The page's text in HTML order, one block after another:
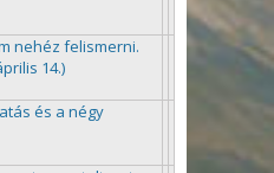
nehéz felismerni.
14.)
és a négy